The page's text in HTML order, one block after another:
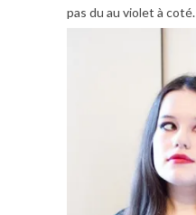
pas du au violet à coté.